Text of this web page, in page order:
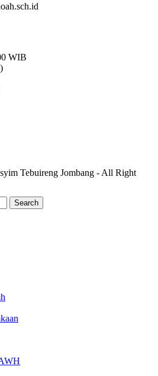
WIB
Tebuireng Jombang - All Right
Search